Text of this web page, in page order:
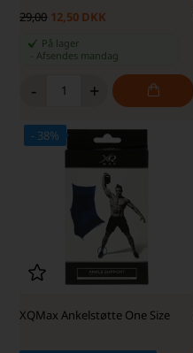
29,00 12,50 DKK
På lager
Afsendes mandag
- +
- 38%
XQMax Ankelstøtte One Size